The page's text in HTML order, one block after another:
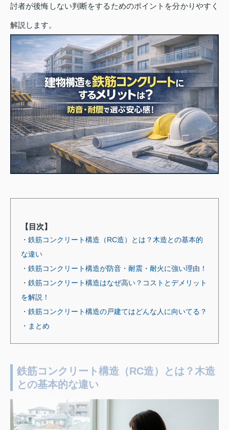
討者が後悔しない判断をするためのポイントを分かりやすく
解説します。
【目次】
・鉄筋コンクリート構造（RC造）とは？木造との基本的
な違い
・鉄筋コンクリート構造が防音・耐震・耐火に強い理由！
・鉄筋コンクリート構造はなぜ高い？コストとデメリット
を解説！
・鉄筋コンクリート構造の戸建てはどんな人に向いてる？
・まとめ
鉄筋コンクリート構造（RC造）とは？木造
との基本的な違い